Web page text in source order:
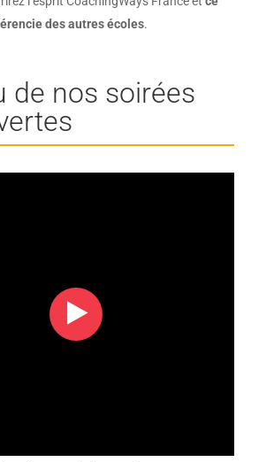
des autres écoles.
de nos soirées
‣